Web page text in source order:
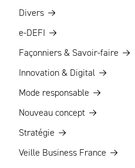
Divers
e-DEFI
Façonniers & Savoir-faire
Innovation & Digital
Mode responsable
Nouveau concept
Stratégie
Veille Business France